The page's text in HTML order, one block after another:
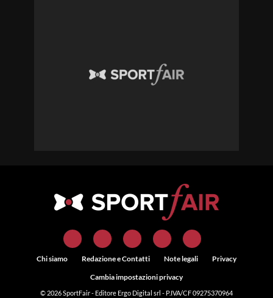
Chi siamo Redazione e Contatti Note legali
Privacy
Cambia impostazioni privacy
© 2026SportFair- Editore Ergo Digital srl - P.IVA/CF 09275370964